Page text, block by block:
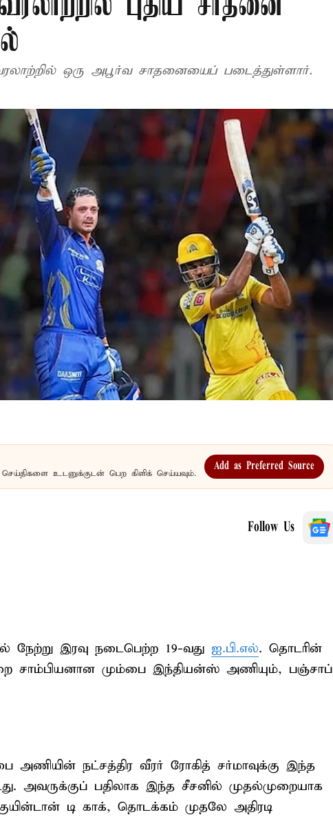
ஒரு அபூர்வ சாதனையைப் படைத்துள்ளார்.
செய்திகளை உடனுக்குடன் பெற கிளிக் செய்யவும்.
Add as Preferred Source
Follow Us
இரவு நடைபெற்ற 19-வது ஐ.பி.எல். தொடரின்
சாம்பியனான மும்பை இந்தியன்ஸ் அணியும், பஞ்சாப்
அணியின் நட்சத்திர வீரர் ரோகித் சர்மாவுக்கு இந்த
அவருக்குப் பதிலாக இந்த சீசனில் முதல்முறையாக
டி காக், தொடக்கம் முதலே அதிரடி